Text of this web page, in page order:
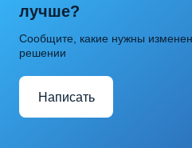
лучше?
Сообщите, какие нужны
решении
Написать